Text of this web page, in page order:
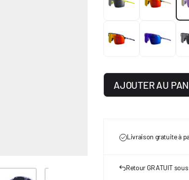
View larger image View larger imageView larger
AJOUTER AU
Livraison gratuite à
Retour GRATUIT